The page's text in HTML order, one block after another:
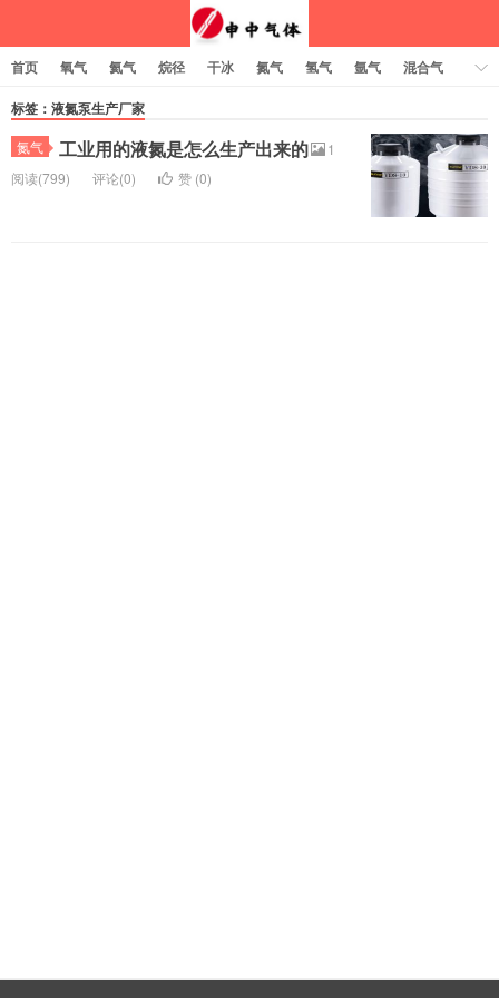
首页 氧气 氦气 烷径 干冰 氮气 氢气 氩气
混合气
乙炔
标签：液氮泵生产厂家
氮气 工业用的液氮是怎么生产出来的
1
阅读(799)
评论(0) 赞 (0)